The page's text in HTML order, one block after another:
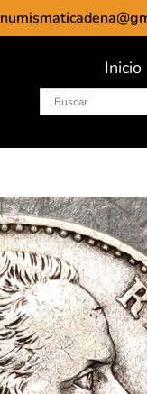
Inicio